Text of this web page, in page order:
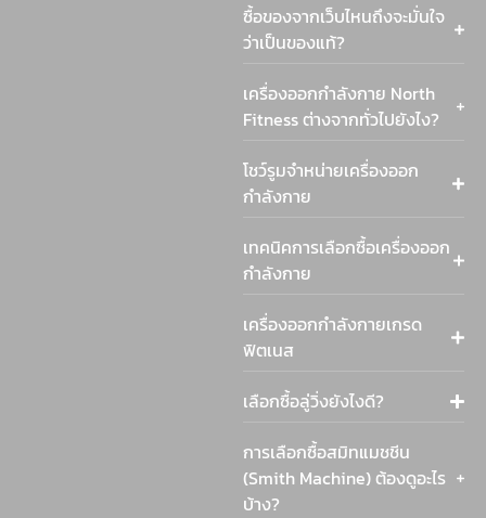
ซื้อของจากเว็บไหนถึงจะมั่นใจ
ว่าเป็นของแท้?
เครื่องออกกำลังกาย North
Fitness ต่างจากทั่วไปยังไง?
โชว์รูมจำหน่ายเครื่องออก
กำลังกาย
เทคนิคการเลือกซื้อเครื่องออก
กำลังกาย
เครื่องออกกำลังกายเกรด
ฟิตเนส
เลือกซื้อลู่วิ่งยังไงดี?
การเลือกซื้อสมิทแมชชีน
(Smith Machine) ต้องดูอะไร
บ้าง?